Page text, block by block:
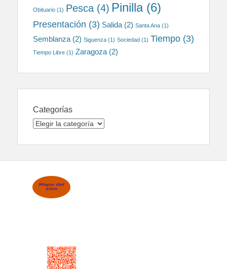
Obituario (1) Pesca (4) Pinilla(6)
Presentación (3) Salida (2) Santa Ana (1)
Semblanza (2) Siguenza (1) Sociedad (1) Tiempo (3)
Tiempo Libre (1) Zaragoza (2)
Categorías
Categorías